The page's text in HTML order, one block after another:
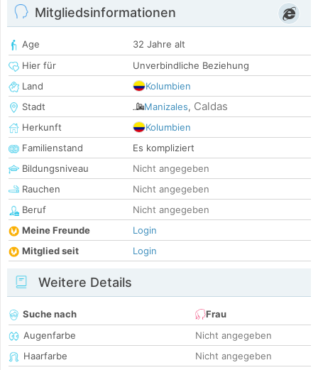
Mitgliedsinformationen
Age
32 Jahre alt
Hier für
Unverbindliche Beziehung
Land
Kolumbien
Stadt
Manizales, Caldas
Herkunft
Kolumbien
Familienstand
Es kompliziert
Bildungsniveau
Nicht angegeben
Rauchen
Nicht angegeben
Beruf
Nicht angegeben
Meine Freunde
Login
Mitglied seit
Login
Weitere Details
Suche nach
Frau
Augenfarbe
Nicht angegeben
Haarfarbe
Nicht angegeben